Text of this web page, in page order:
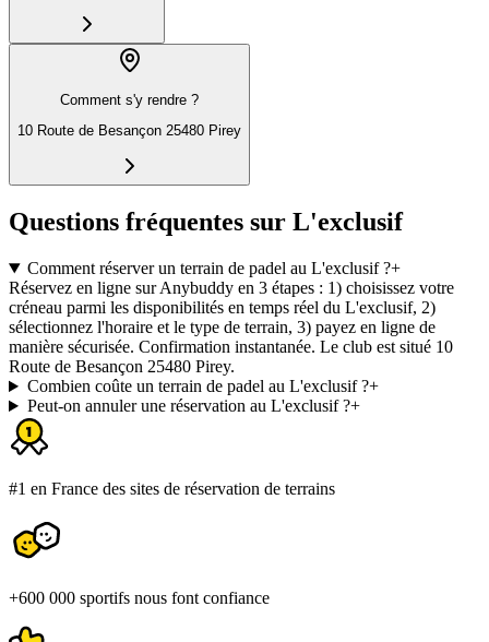
Comment s'y rendre ?
10 Route de Besançon 25480 Pirey
Questions fréquentes sur L'exclusif
Comment réserver un terrain de padel au L'exclusif ?+
Réservez en ligne sur Anybuddy en 3 étapes : 1) choisissez votre
créneau parmi les disponibilités en temps réel du L'exclusif, 2)
sélectionnez l'horaire et le type de terrain, 3) payez en ligne de
manière sécurisée. Confirmation instantanée. Le club est situé 10
Route de Besançon 25480 Pirey.
Combien coûte un terrain de padel au L'exclusif ?+
Peut-on annuler une réservation au L'exclusif ?+
#1 en France des sites de réservation de terrains
+600 000 sportifs nous font confiance